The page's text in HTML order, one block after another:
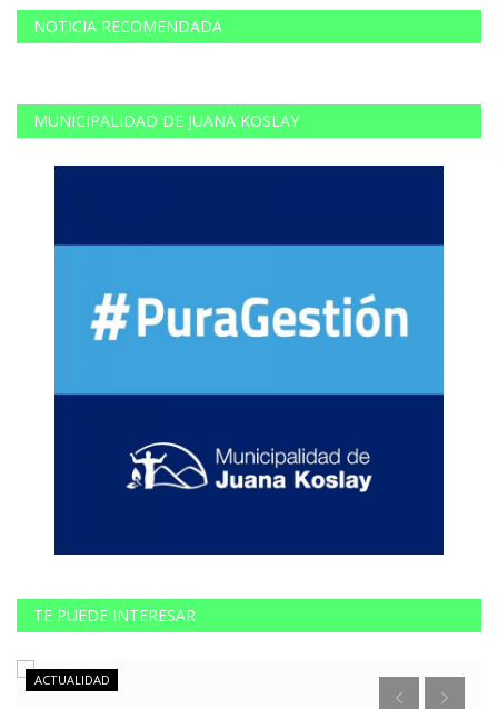
NOTICIA RECOMENDADA
MUNICIPALIDAD DE JUANA KOSLAY
TE PUEDE INTERESAR
ACTUALIDAD